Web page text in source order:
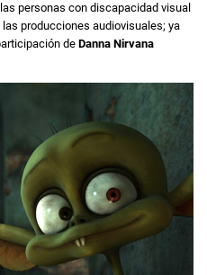
personas con discapacidad visual
producciones audiovisuales; ya
de Danna Nirvana